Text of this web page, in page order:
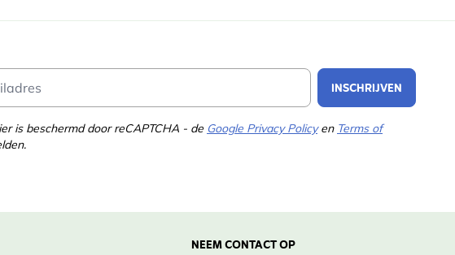
INSCHRIJVEN
is beschermd door reCAPTCHA - de Google Privacy Policyen Terms of
NEEM CONTACT OP